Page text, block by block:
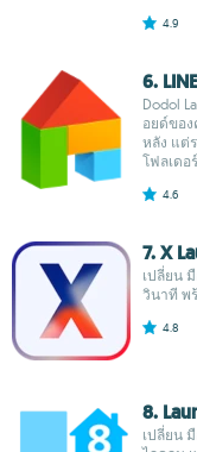
4.9
6.
Dodol
อยด์ขอ
หลัง แต่
โฟลเดอ
4.6
7. X
เปลี่ยน
วินาที พ
4.8
8.
เปลี่ยน